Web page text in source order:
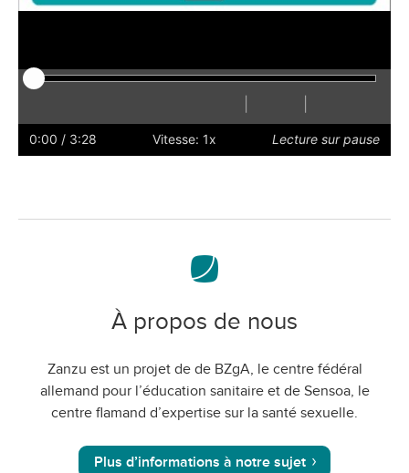
Masquer
sous-
rapidement
Plus
lentement
le
mode
0:00 / 3:28 Vitesse: 1x Lecture sur pause
À propos de nous
Zanzu est un projet de de BZgA, le centre fédéral
allemand pour l’éducation sanitaire et de Sensoa, le
centre flamand d’expertise sur la santé sexuelle.
Plus d’informations à notre sujet